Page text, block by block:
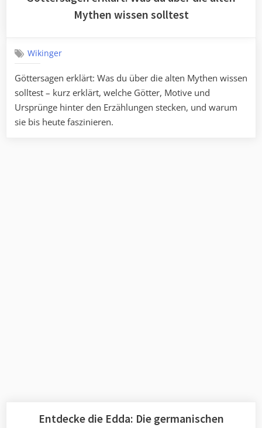
Mythen wissen solltest
Wikinger
Göttersagen erklärt: Was du über die alten Mythen wissen
solltest – kurz erklärt, welche Götter, Motive und
Ursprünge hinter den Erzählungen stecken, und warum
sie bis heute faszinieren.
Entdecke die Edda: Die germanischen